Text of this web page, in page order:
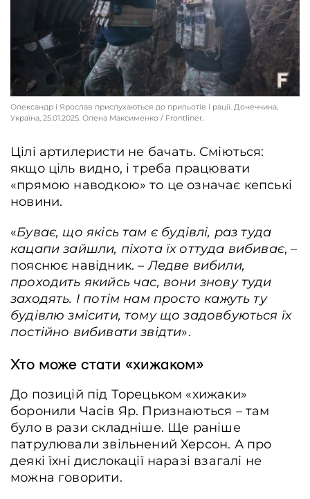
Олександр і Ярослав прислухаються до прильотів і рації. Донеччина,
Україна, 25.01.2025. Олена Максименко / Frontliner.
Цілі артилеристи не бачать. Сміються:
якщо ціль видно, і треба працювати
«прямою наводкою» то це означає кепські
новини.
«Буває, що якісь там є будівлі, раз туда
кацапи зайшли, піхота їх оттуда вибиває, –
пояснює навідник. –Ледве вибили,
проходить якийсь час, вони знову туди
заходять. І потім нам просто кажуть ту
будівлю змісити, тому що задовбуються їх
постійно вибивати звідти».
Хто може стати «хижаком»
До позицій під Торецьком «хижаки»
боронили Часів Яр. Признаються – там
було в рази складніше. Ще раніше
патрулювали звільнений Херсон. А про
деякі їхні дислокації наразі взагалі не
можна говорити.